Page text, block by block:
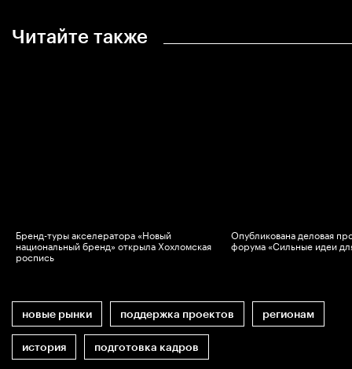
Читайте также
Бренд-туры акселератора «Новый
национальный бренд» открыла Хохломская
роспись
Опубликована деловая
форума «Сильные идеи
новые рынки поддержка проектов регионам
история подготовка кадров